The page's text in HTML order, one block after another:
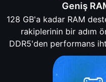
Geniş
128 GB'a kadar RAM
rakiplerinin bir adım
DDR5'den performans